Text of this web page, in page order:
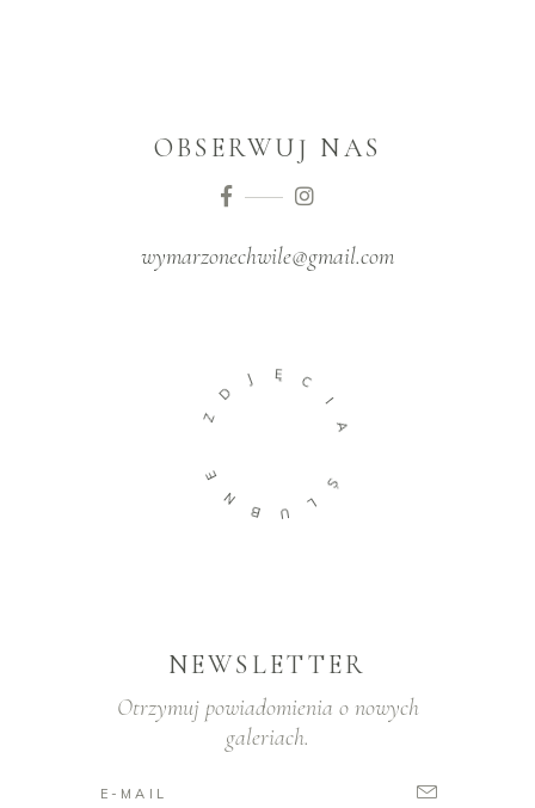
OBSERWUJ NAS
wymarzonechwile@gmail.com
Z
D
J Ę C
I
A
Ś
L
U
B
N
E
NEWSLETTER
Otrzymuj powiadomienia o nowych
galeriach.